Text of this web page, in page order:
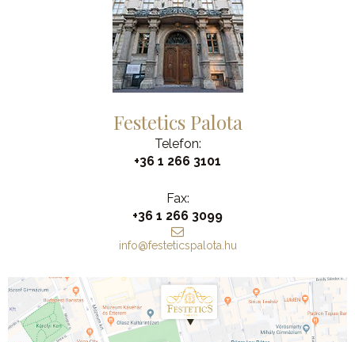
Festetics Palota
Telefon:
+36 1 266 3101
Fax:
+36 1 266 3099
info@festeticspalota.hu